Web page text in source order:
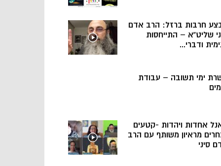
חרבות ברזל: הרב אדם
שליט”א – התייחסות
ודברי...
ימי תשובה – עבודת
אחדות ויהדות -קטעים
מראיון משותף עם הרב
סיני